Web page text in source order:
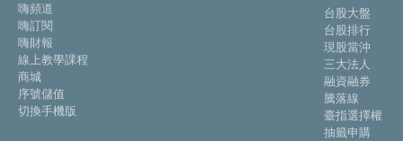
嗨頻道
嗨訂閱
嗨財報
線上教學課程
商城
序號儲值
切換手機版
台股大盤
台股排行
現股當沖
三大法人
融資融券
騰落線
臺指選擇權
抽籤申購